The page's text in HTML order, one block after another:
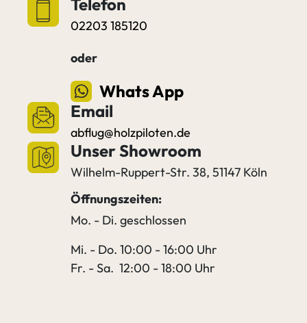
Telefon
02203 185120
oder
Whats App
Email
abflug@holzpiloten.de
Unser Showroom
Wilhelm-Ruppert-Str. 38, 51147 Köln
Öffnungszeiten:
Mo. - Di. geschlossen
Mi. - Do. 10:00 - 16:00 Uhr
Fr. - Sa. 12:00 - 18:00 Uhr